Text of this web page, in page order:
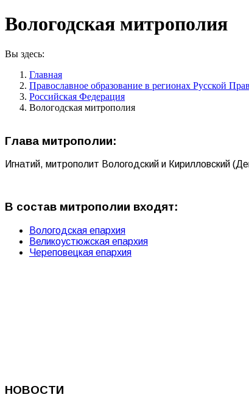
Вологодская митрополия
Вы здесь:
Главная
Православное образование в регионах Русской
Российская Федерация
Вологодская митрополия
Глава митрополии:
Игнатий, митрополит Вологодский и Кирилловский
В состав митрополии входят:
Вологодская епархия
Великоустюжская епархия
Череповецкая епархия
НОВОСТИ